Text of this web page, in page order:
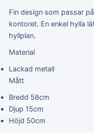
Fin design som passar
kontoret. En enkel hylla
hyllplan.
Material
Lackad metall
Mått
Bredd 58cm
Djup 15cm
Höjd 50cm